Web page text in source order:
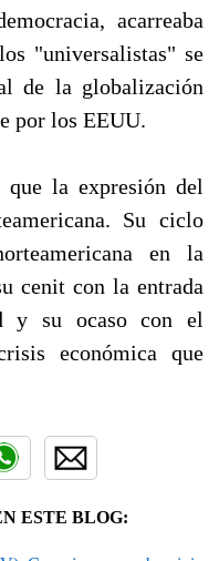
acarreaba
"universalistas" se
de la globalización
por los EEUU.
la expresión del
Su ciclo
en la
cenit con la entrada
y su ocaso con el
económica que
ESTE BLOG: